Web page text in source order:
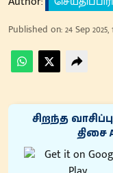
Published on:24 Sep
சிறந்த
திசை